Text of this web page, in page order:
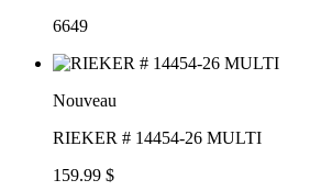
6649
Nouveau
RIEKER # 14454-26 MULTI
159.99 $